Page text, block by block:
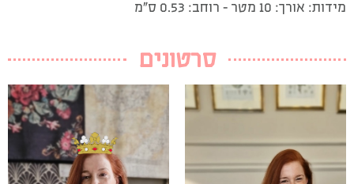
מידות: אורך: 10 מטר – רוחב: 0.53 ס”מ
סרטונים